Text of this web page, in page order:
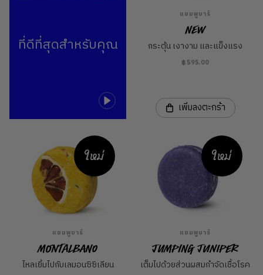
ที่ดีที่สุดสำหรับคุณ
แชมพูบาร์
New
กระตุ้น เงางาม และแข็งแรง
฿595.00
เพิ่มลงตะกร้า
ใหม่
แชมพูบาร์
Montalbano
ไหลเยิ้มไปกับเลมอนซิซิเลียน
ใหม่
แชมพูบาร์
Jumping Juniper
เต็มไปด้วยส่วนผสมกำจัดเชื้อโรค